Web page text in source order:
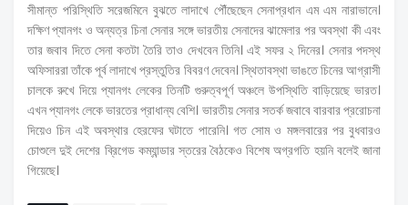
সীমান্ত পরিস্থিতি সরেজমিনে বুঝতে লাদাখে পৌঁছেছেন সেনাপ্রধান এম এম নারাভানে।
দক্ষিণ প্যানগং ও অন্যত্র চিনা সেনার সঙ্গে ভারতীয় সেনাদের ঝামেলার পর অবস্থা কী এবং
তার জবাব দিতে সেনা কতটা তৈরি তাও দেখবেন তিনি। এই সফর ২ দিনের। সেনার পদস্থ
অফিসাররা তাঁকে পূর্ব লাদাখে প্রস্তুতির বিবরণ দেবেন। স্থিতাবস্থা ভাঙতে চিনের আগ্রাসী
চালকে রুখে দিয়ে প্যানগং লেকের তিনটি গুরুত্বপূর্ণ অঞ্চলে উপস্থিতি বাড়িয়েছে ভারত।
এখন প্যানগং লেকে ভারতের প্রাধান্য বেশি। ভারতীয় সেনার সতর্ক জবাবে বারবার প্ররোচনা
দিয়েও চিন এই অবস্থার হেরফের ঘটাতে পারেনি। গত সোম ও মঙ্গলবারের পর বুধবারও
চোশুলে দুই দেশের ব্রিগেড কম্যান্ডার স্তরের বৈঠকেও বিশেষ অগ্রগতি হয়নি বলেই জানা
গিয়েছে।